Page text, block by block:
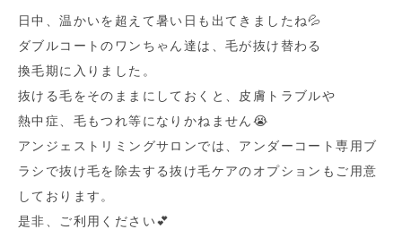
日中、温かいを超えて暑い日も出てきましたね💦
ダブルコートのワンちゃん達は、毛が抜け替わる
換毛期に入りました。
抜ける毛をそのままにしておくと、皮膚トラブルや
熱中症、毛もつれ等になりかねません😭
アンジェストリミングサロンでは、アンダーコート専用ブ
ラシで抜け毛を除去する抜け毛ケアのオプションもご用意
しております。
是非、ご利用ください💕